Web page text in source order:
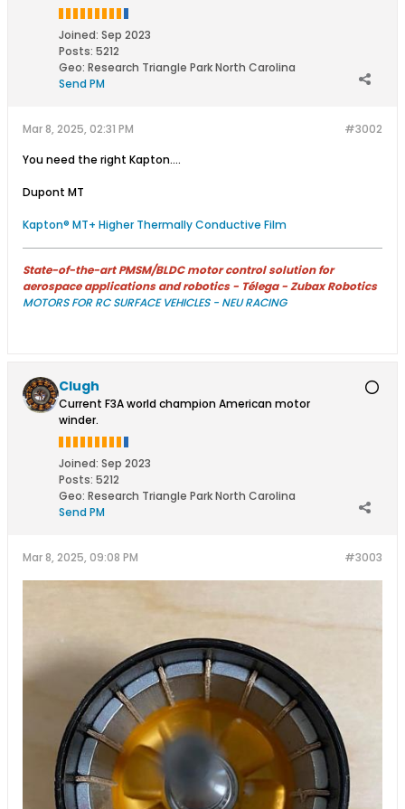
Joined: Sep 2023
Posts: 5212
Geo: Research Triangle Park North Carolina
Send PM
#3002
Mar 8, 2025, 02:31 PM
You need the right Kapton....
Dupont MT
Kapton® MT+ Higher Thermally Conductive Film
State-of-the-art PMSM/BLDC motor control solution for
aerospace applications and robotics - Télega - Zubax Robotics
MOTORS FOR RC SURFACE VEHICLES - NEU RACING
Clugh
Current F3A world champion American motor
winder.
Joined: Sep 2023
Posts: 5212
Geo: Research Triangle Park North Carolina
Send PM
#3003
Mar 8, 2025, 09:08 PM